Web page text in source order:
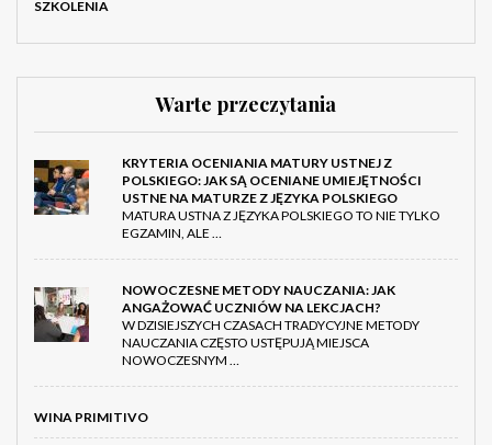
SZKOLENIA
Warte przeczytania
KRYTERIA OCENIANIA MATURY USTNEJ Z
POLSKIEGO: JAK SĄ OCENIANE UMIEJĘTNOŚCI
USTNE NA MATURZE Z JĘZYKA POLSKIEGO
MATURA USTNA Z JĘZYKA POLSKIEGO TO NIE TYLKO
EGZAMIN, ALE …
NOWOCZESNE METODY NAUCZANIA: JAK
ANGAŻOWAĆ UCZNIÓW NA LEKCJACH?
W DZISIEJSZYCH CZASACH TRADYCYJNE METODY
NAUCZANIA CZĘSTO USTĘPUJĄ MIEJSCA
NOWOCZESNYM …
WINA PRIMITIVO